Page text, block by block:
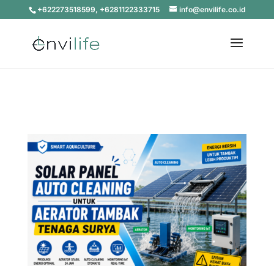
+622273518599, +6281122333715 info@envilife.co.id